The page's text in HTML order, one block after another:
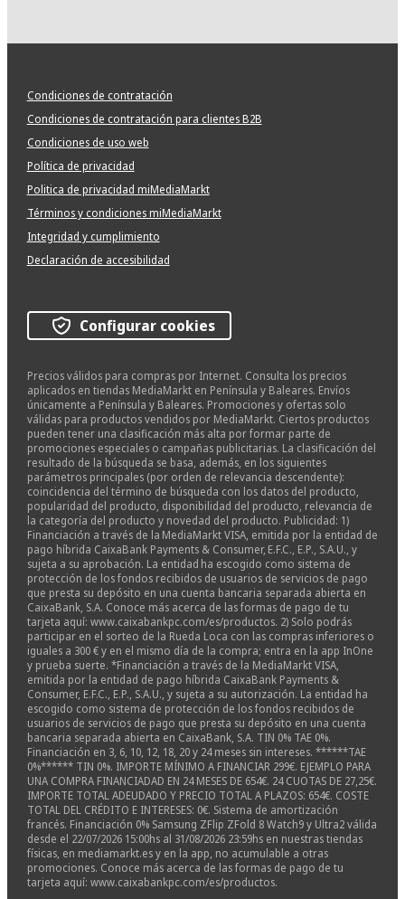
Condiciones de contratación
Condiciones de contratación para clientes B2B
Condiciones de uso web
Política de privacidad
Politica de privacidad miMediaMarkt
Términos y condiciones miMediaMarkt
Integridad y cumplimiento
Declaración de accesibilidad
Configurar cookies
Precios válidos para compras por Internet. Consulta los precios
aplicados en tiendas MediaMarkt en Península y Baleares. Envíos
únicamente a Península y Baleares. Promociones y ofertas solo
válidas para productos vendidos por MediaMarkt. Ciertos productos
pueden tener una clasificación más alta por formar parte de
promociones especiales o campañas publicitarias. La clasificación del
resultado de la búsqueda se basa, además, en los siguientes
parámetros principales (por orden de relevancia descendente):
coincidencia del término de búsqueda con los datos del producto,
popularidad del producto, disponibilidad del producto, relevancia de
la categoría del producto y novedad del producto. Publicidad: 1)
Financiación a través de la MediaMarkt VISA, emitida por la entidad de
pago híbrida CaixaBank Payments & Consumer, E.F.C., E.P., S.A.U., y
sujeta a su aprobación. La entidad ha escogido como sistema de
protección de los fondos recibidos de usuarios de servicios de pago
que presta su depósito en una cuenta bancaria separada abierta en
CaixaBank, S.A. Conoce más acerca de las formas de pago de tu
tarjeta aquí: www.caixabankpc.com/es/productos. 2) Solo podrás
participar en el sorteo de la Rueda Loca con las compras inferiores o
iguales a 300 € y en el mismo día de la compra; entra en la app InOne
y prueba suerte. *Financiación a través de la MediaMarkt VISA,
emitida por la entidad de pago híbrida CaixaBank Payments &
Consumer, E.F.C., E.P., S.A.U., y sujeta a su autorización. La entidad ha
escogido como sistema de protección de los fondos recibidos de
usuarios de servicios de pago que presta su depósito en una cuenta
bancaria separada abierta en CaixaBank, S.A. TIN 0% TAE 0%.
Financiación en 3, 6, 10, 12, 18, 20 y 24 meses sin intereses. ******TAE
0%****** TIN 0%. IMPORTE MÍNIMO A FINANCIAR 299€. EJEMPLO PARA
UNA COMPRA FINANCIADAD EN 24 MESES DE 654€. 24 CUOTAS DE 27,25€.
IMPORTE TOTAL ADEUDADO Y PRECIO TOTAL A PLAZOS: 654€. COSTE
TOTAL DEL CRÉDITO E INTERESES: 0€. Sistema de amortización
francés. Financiación 0% Samsung ZFlip ZFold 8 Watch9 y Ultra2 válida
desde el 22/07/2026 15:00hs al 31/08/2026 23:59hs en nuestras tiendas
físicas, en mediamarkt.es y en la app, no acumulable a otras
promociones. Conoce más acerca de las formas de pago de tu
tarjeta aquí: www.caixabankpc.com/es/productos.